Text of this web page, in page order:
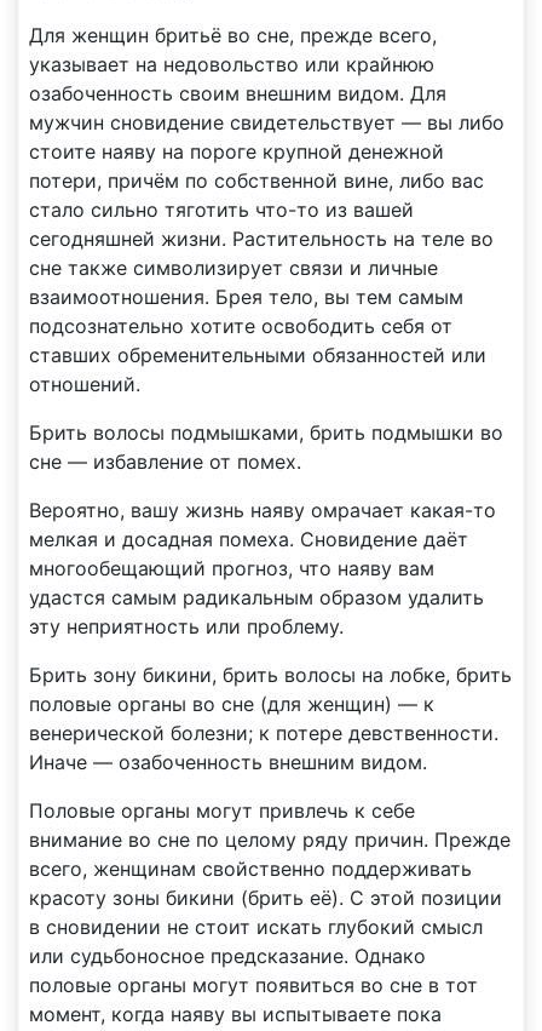
Для женщин бритьё во сне, прежде всего,
указывает на недовольство или крайнюю
озабоченность своим внешним видом. Для
мужчин сновидение свидетельствует — вы либо
стоите наяву на пороге крупной денежной
потери, причём по собственной вине, либо вас
стало сильно тяготить что-то из вашей
сегодняшней жизни. Растительность на теле во
сне также символизирует связи и личные
взаимоотношения. Брея тело, вы тем самым
подсознательно хотите освободить себя от
ставших обременительными обязанностей или
отношений.
Брить волосы подмышками, брить подмышки во
сне — избавление от помех.
Вероятно, вашу жизнь наяву омрачает какая-то
мелкая и досадная помеха. Сновидение даёт
многообещающий прогноз, что наяву вам
удастся самым радикальным образом удалить
эту неприятность или проблему.
Брить зону бикини, брить волосы на лобке, брить
половые органы во сне (для женщин) — к
венерической болезни; к потере девственности.
Иначе — озабоченность внешним видом.
Половые органы могут привлечь к себе
внимание во сне по целому ряду причин. Прежде
всего, женщинам свойственно поддерживать
красоту зоны бикини (брить её). С этой позиции
в сновидении не стоит искать глубокий смысл
или судьбоносное предсказание. Однако
половые органы могут появиться во сне в тот
момент, когда наяву вы испытываете пока